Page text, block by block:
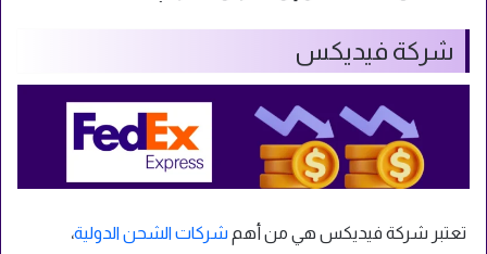
شركة فيديكس
تعتبر شركة فيديكس هي من أهم شركات الشحن الدولية،